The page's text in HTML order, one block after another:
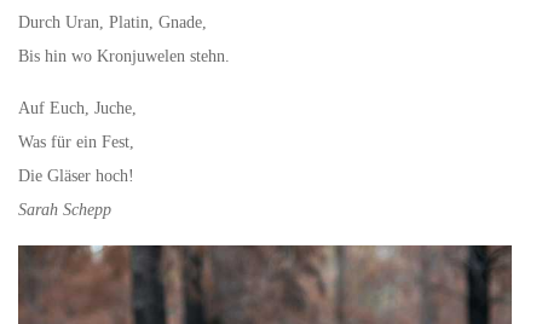
Durch Uran, Platin, Gnade,
Bis hin wo Kronjuwelen stehn.
Auf Euch, Juche,
Was für ein Fest,
Die Gläser hoch!
Sarah Schepp